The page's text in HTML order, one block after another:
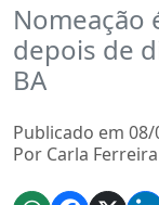
Nomeação
depois de
BA
Publicado em 08/
Por Carla Ferreira